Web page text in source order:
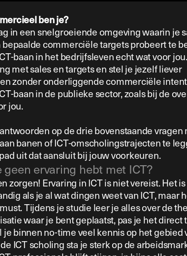
ben je?
in een snelgroeiende omgeving waarin je
bepaalde commerciële targets probeert te
baan in het bedrijfsleven echt wat voor
met sales en targets en stel je jezelf liever
zonder onderliggende commerciële
baan in de publieke sector, zoals bij de
jou.
op de drie bovenstaande vragen
banen of ICT-omscholingstrajecten te
uit dat aansluit bij jouw voorkeuren.
geen ervaring hebt met ICT?
zorgen! Ervaring in ICT is niet vereist. Het is
als je al wat dingen weet van ICT, maar
Tijdens je studie leer je alles over de
waar je bent geplaatst, pas je het direct
je binnen no-time veel kennis op het gebied
ICT scholing sta je sterk op de